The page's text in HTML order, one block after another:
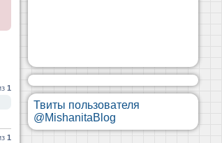
1
1
Твиты пользователя
@MishanitaBlog